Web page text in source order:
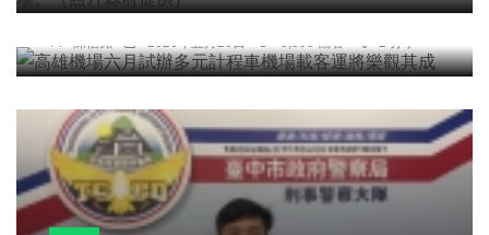
成
陳信銘 2026年五月20日 8,595 觀看 2 分享